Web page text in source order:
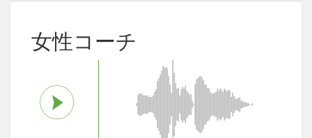
女性コーチ